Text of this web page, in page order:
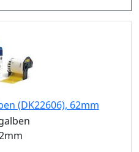
(DK22606), 62mm